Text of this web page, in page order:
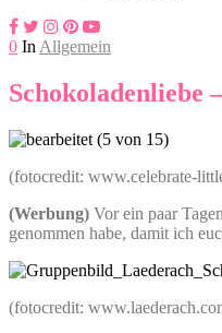
0 In Allgemein
Schokoladenliebe
(fotocredit: www.celebrate-
(Werbung) Vor ein paar
genommen habe, damit ich
(fotocredit: